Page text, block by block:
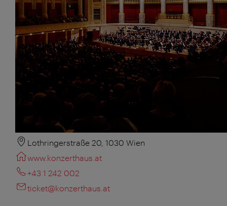
Lothringerstraße 20, 1030 Wien
www.konzerthaus.at
+43 1 242 002
ticket@konzerthaus.at